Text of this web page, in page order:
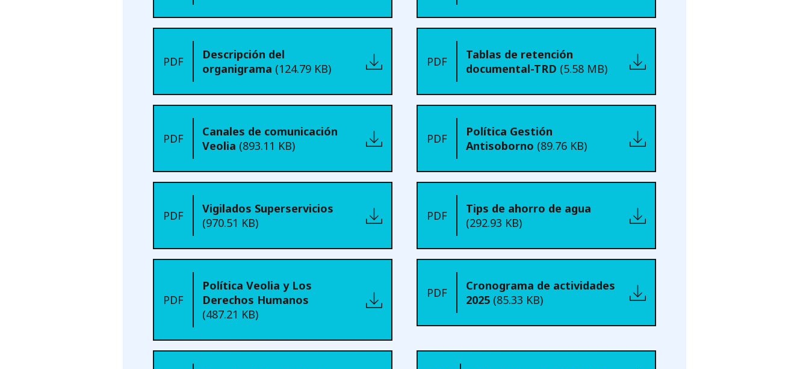
PDF
Descripción del
organigrama (124.79 KB) PDF
Tablas de retención
documental-TRD (5.58 MB)
PDF
Canales de comunicación
Veolia (893.11 KB) PDF
Política Gestión
Antisoborno (89.76 KB)
PDF
Vigilados Superservicios
(970.51 KB)
PDF
Tips de ahorro de agua
(292.93 KB)
PDF
Política Veolia y Los
Derechos Humanos
(487.21 KB)
PDF
Cronograma de actividades
2025 (85.33 KB)